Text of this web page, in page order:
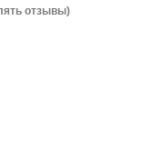
отзывы)